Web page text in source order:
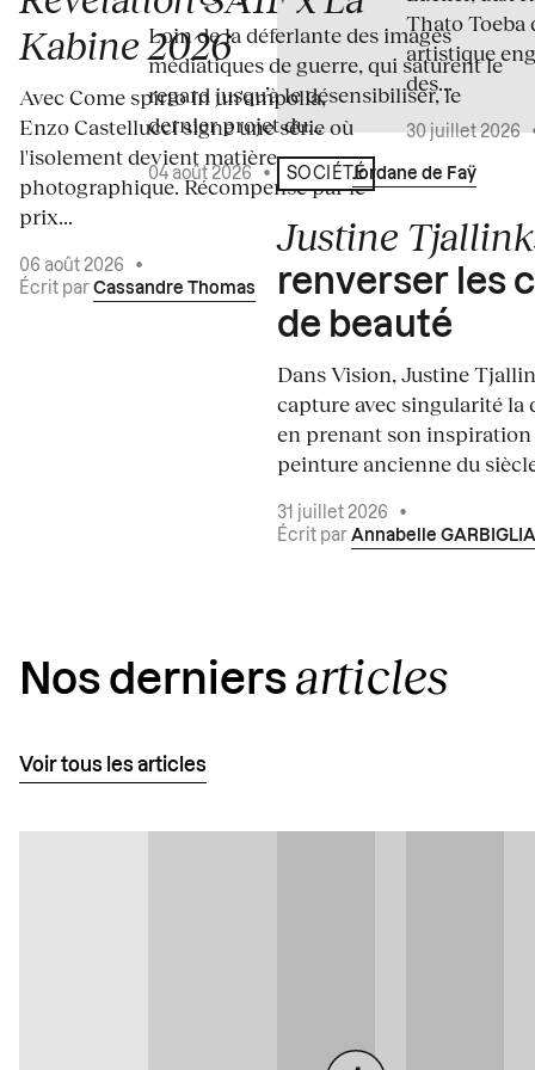
Kabine 2026
Avec Come spirto in un'ampolla,
Enzo Castellucci signe une série où
l'isolement devient matière
photographique. Récompensé par le
prix...
06 août 2026
•
Écrit par Cassandre Thomas
Loin de la déferlante des images
médiatiques de guerre, qui saturent le
regard jusqu’à le désensibiliser, le
dernier projet du...
04 août 2026 • Écrit par Jordane de Faÿ
SOCIÉTÉ
Justine
renverser les
de beauté
Dans Vision, Justine
capture avec singularité la
en prenant son inspiration
peinture ancienne du
31 juillet 2026
•
Écrit par Annabelle GARBIGLIA
Thato Toeba
artistique
des...
30 juillet 2026
Nos derniers articles
Voir tous les articles